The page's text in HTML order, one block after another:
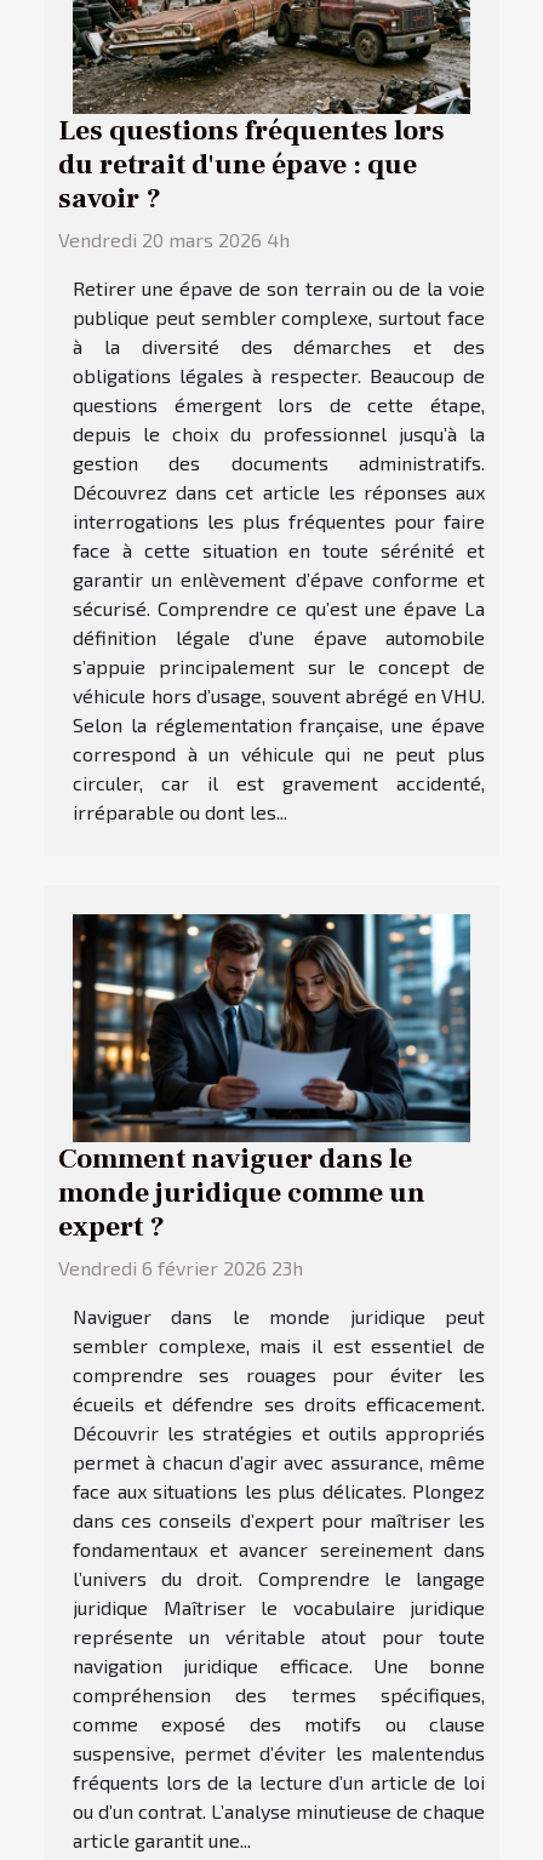
Les questions fréquentes lors
du retrait d'une épave : que
savoir ?
Vendredi 20 mars 2026 4h
Retirer une épave de son terrain ou de la voie
publique peut sembler complexe, surtout face
à la diversité des démarches et des
obligations légales à respecter. Beaucoup de
questions émergent lors de cette étape,
depuis le choix du professionnel jusqu’à la
gestion des documents administratifs.
Découvrez dans cet article les réponses aux
interrogations les plus fréquentes pour faire
face à cette situation en toute sérénité et
garantir un enlèvement d’épave conforme et
sécurisé. Comprendre ce qu’est une épave La
définition légale d’une épave automobile
s’appuie principalement sur le concept de
véhicule hors d’usage, souvent abrégé en VHU.
Selon la réglementation française, une épave
correspond à un véhicule qui ne peut plus
circuler, car il est gravement accidenté,
irréparable ou dont les...
Comment naviguer dans le
monde juridique comme un
expert ?
Vendredi 6 février 2026 23h
Naviguer dans le monde juridique peut
sembler complexe, mais il est essentiel de
comprendre ses rouages pour éviter les
écueils et défendre ses droits efficacement.
Découvrir les stratégies et outils appropriés
permet à chacun d’agir avec assurance, même
face aux situations les plus délicates. Plongez
dans ces conseils d’expert pour maîtriser les
fondamentaux et avancer sereinement dans
l’univers du droit. Comprendre le langage
juridique Maîtriser le vocabulaire juridique
représente un véritable atout pour toute
navigation juridique efficace. Une bonne
compréhension des termes spécifiques,
comme exposé des motifs ou clause
suspensive, permet d’éviter les malentendus
fréquents lors de la lecture d’un article de loi
ou d’un contrat. L’analyse minutieuse de chaque
article garantit une...